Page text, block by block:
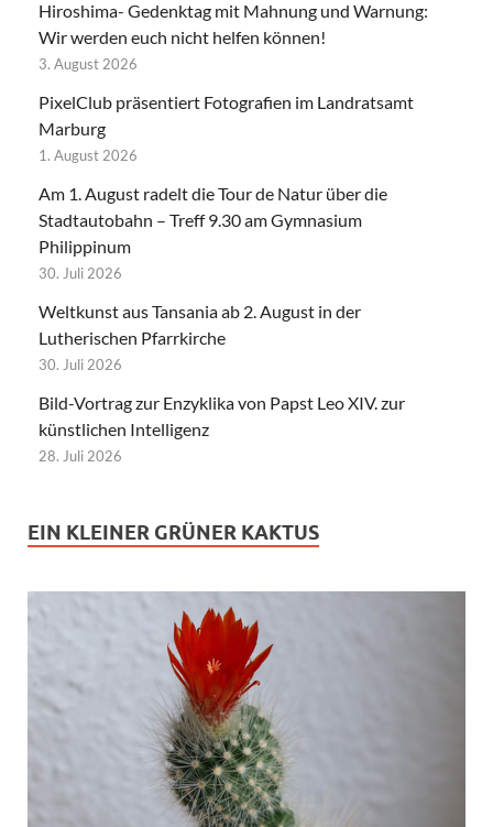
Hiroshima- Gedenktag mit Mahnung und Warnung:
Wir werden euch nicht helfen können!
3. August 2026
PixelClub präsentiert Fotografien im Landratsamt
Marburg
1. August 2026
Am 1. August radelt die Tour de Natur über die
Stadtautobahn – Treff 9.30 am Gymnasium
Philippinum
30. Juli 2026
Weltkunst aus Tansania ab 2. August in der
Lutherischen Pfarrkirche
30. Juli 2026
Bild-Vortrag zur Enzyklika von Papst Leo XIV. zur
künstlichen Intelligenz
28. Juli 2026
EIN KLEINER GRÜNER KAKTUS